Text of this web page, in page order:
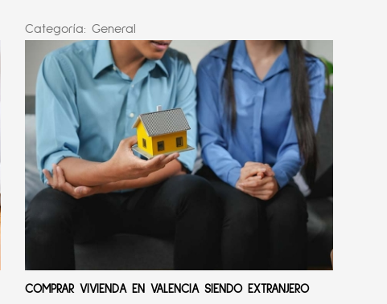
Categoría: General
COMPRAR VIVIENDA EN VALENCIA SIENDO EXTRANJERO